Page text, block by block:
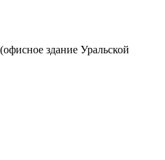
здание Уральской